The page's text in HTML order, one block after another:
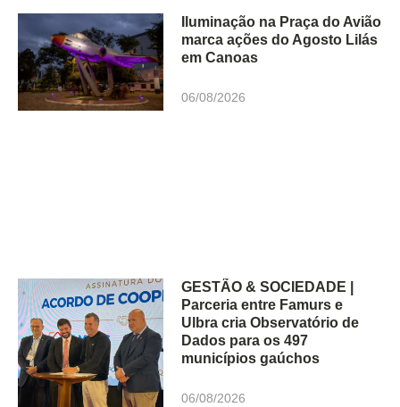
Iluminação na Praça do Avião
marca ações do Agosto Lilás
em Canoas
06/08/2026
GESTÃO & SOCIEDADE |
Parceria entre Famurs e
Ulbra cria Observatório de
Dados para os 497
municípios gaúchos
06/08/2026